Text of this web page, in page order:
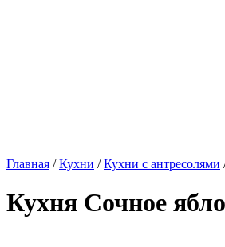
Главная /Кухни /Кухни с антресолями
Кухня Сочное